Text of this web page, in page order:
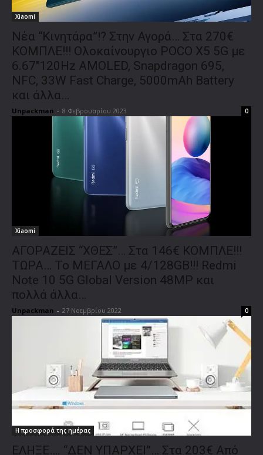
Xiaomi
Νέα “Κινητάρα”!? Στην Αγορά… Στα 270€
ΚΟΜΠΛΕ!!! Ολοκαίνουργιο POCO X5 5G με
6.67″120Hz AMOLED, Snapdragon 695,
NFC, 33W Fast Charge, 5000mAh Battery
και άλλα…
Unpackman - 8 Φεβρουαρίου 2023 0
Xiaomi
ΑΓΟΡΑΖΕΙΣ “ΧΘΕΣ”… Στα 146€ ΚΟΜΠΛΕ!!!
ΤΩΡΑ… Το ΜΕΓΑΛΟ με 4/128GB!!! Redmi
Note 10 5G Global Version 48MP και
πολλά άλλα…
Unpackman - 27 Νοεμβρίου 2022 0
Η προσφορά της ημέρας
ΕΛΗΞΕ…. “ΔΕΝ ΥΠΑΡΧΕΙ”… Στα 203€ Από